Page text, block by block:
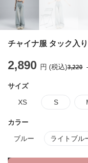
チャイナ服 タック入
2,890 円 (税込)3,220
サイズ
XS S
カラー
ブルー ライトブル